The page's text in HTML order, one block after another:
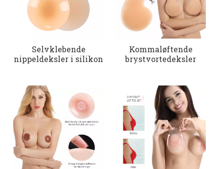
Selvklebende
nippeldeksler i silikon
Kommaløftende
brystvortedeksler